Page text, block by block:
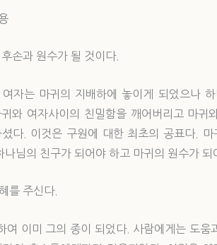
손과 원수가 될 것이다.
자는 마귀의 지배하에 놓이게 되었으나
와 여자사이의 친밀함을 깨어버리고 마
셨다. 이것은 구원에 대한 최초의 공표다.
나님의 친구가 되어야 하고 마귀의 원수가 되
를 주신다.
여 이미 그의 종이 되었다. 사람에게는 도움